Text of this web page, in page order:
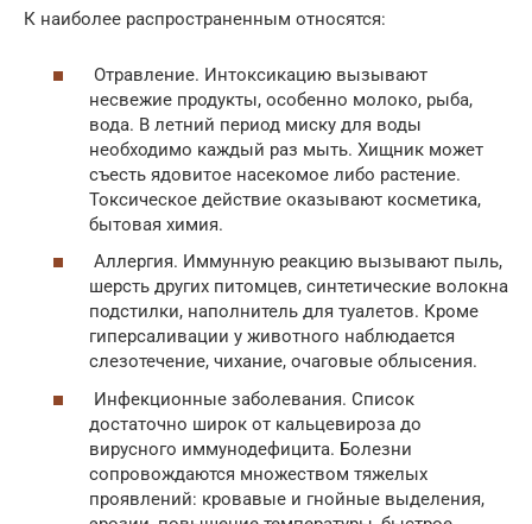
К наиболее распространенным относятся:
Отравление. Интоксикацию вызывают
несвежие продукты, особенно молоко, рыба,
вода. В летний период миску для воды
необходимо каждый раз мыть. Хищник может
съесть ядовитое насекомое либо растение.
Токсическое действие оказывают косметика,
бытовая химия.
Аллергия. Иммунную реакцию вызывают пыль,
шерсть других питомцев, синтетические волокна
подстилки, наполнитель для туалетов. Кроме
гиперсаливации у животного наблюдается
слезотечение, чихание, очаговые облысения.
Инфекционные заболевания. Список
достаточно широк от кальцевироза до
вирусного иммунодефицита. Болезни
сопровождаются множеством тяжелых
проявлений: кровавые и гнойные выделения,